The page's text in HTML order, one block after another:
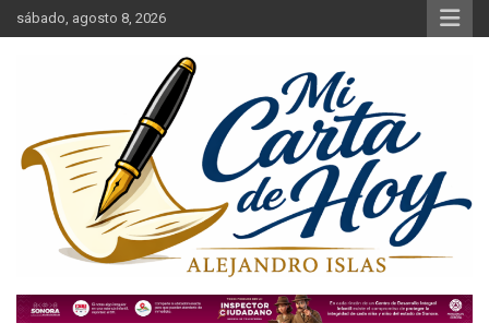
Saltar
al
sábado, agosto 8, 2026
Mi Carta de Hoy